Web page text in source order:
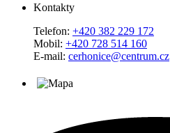
Kontakty
Telefon: +420 382 229 172
Mobil: +420 728 514 160
E-mail: cerhonice@centrum.cz